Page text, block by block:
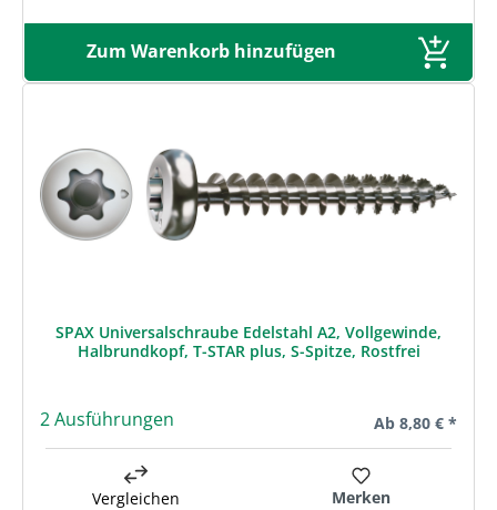
Zum Warenkorb hinzufügen
SPAX Universalschraube Edelstahl A2, Vollgewinde,
Halbrundkopf, T-STAR plus, S-Spitze, Rostfrei
2 Ausführungen Regulärer Preis:
Ab 8,80 € *
Vergleichen Merken